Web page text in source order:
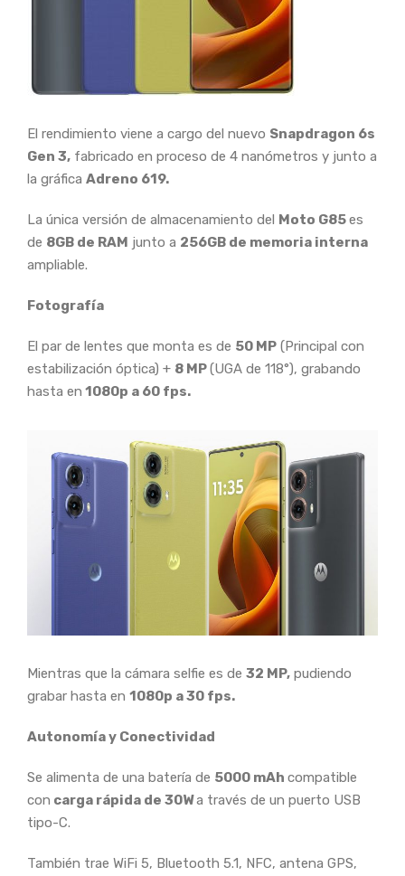
El rendimiento viene a cargo del nuevo Snapdragon 6s
Gen 3, fabricado en proceso de 4 nanómetros y junto a
la gráfica Adreno 619.
La única versión de almacenamiento del Moto G85es
de 8GB de RAM junto a 256GB de memoria interna
ampliable.
Fotografía
El par de lentes que monta es de 50 MP (Principal con
estabilización óptica) + 8 MP(UGA de 118°), grabando
hasta en 1080p a 60 fps.
Mientras que la cámara selfie es de 32 MP, pudiendo
grabar hasta en 1080p a 30 fps.
Autonomía y Conectividad
Se alimenta de una batería de 5000 mAh compatible
con carga rápida de 30Wa través de un puerto USB
tipo-C.
También trae WiFi 5, Bluetooth 5.1, NFC, antena GPS,